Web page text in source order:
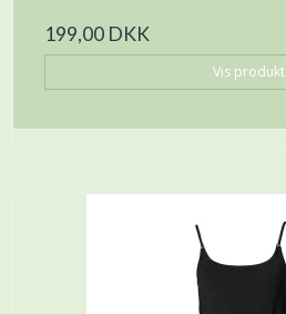
199,00 DKK
Vis produkt